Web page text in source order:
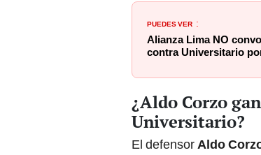
PUEDES VER :
Alianza Lima NO
contra Universitario
¿Aldo Corzo
Universitario?
El defensor Aldo